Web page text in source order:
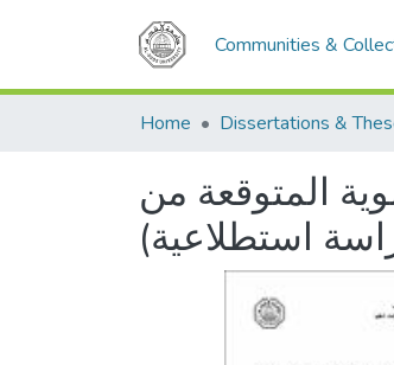
Communities &
Home
المتوقعة من
استطلاعية)